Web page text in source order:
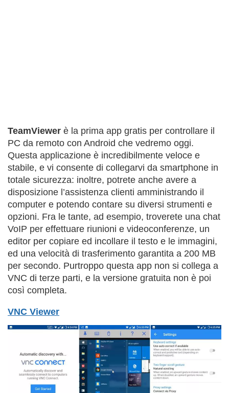
TeamViewer è la prima app gratis per controllare il
PC da remoto con Android che vedremo oggi.
Questa applicazione è incredibilmente veloce e
stabile, e vi consente di collegarvi da smartphone in
totale sicurezza: inoltre, potrete anche avere a
disposizione l’assistenza clienti amministrando il
computer e potendo contare su diversi strumenti e
opzioni. Fra le tante, ad esempio, troverete una chat
VoIP per effettuare riunioni e videoconferenze, un
editor per copiare ed incollare il testo e le immagini,
ed una velocità di trasferimento garantita a 200 MB
per secondo. Purtroppo questa app non si collega a
VNC di terze parti, e la versione gratuita non è poi
così completa.
VNC Viewer